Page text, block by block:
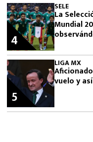
SELE
La
Mundial
4
LIGA MX
vuelo y
5